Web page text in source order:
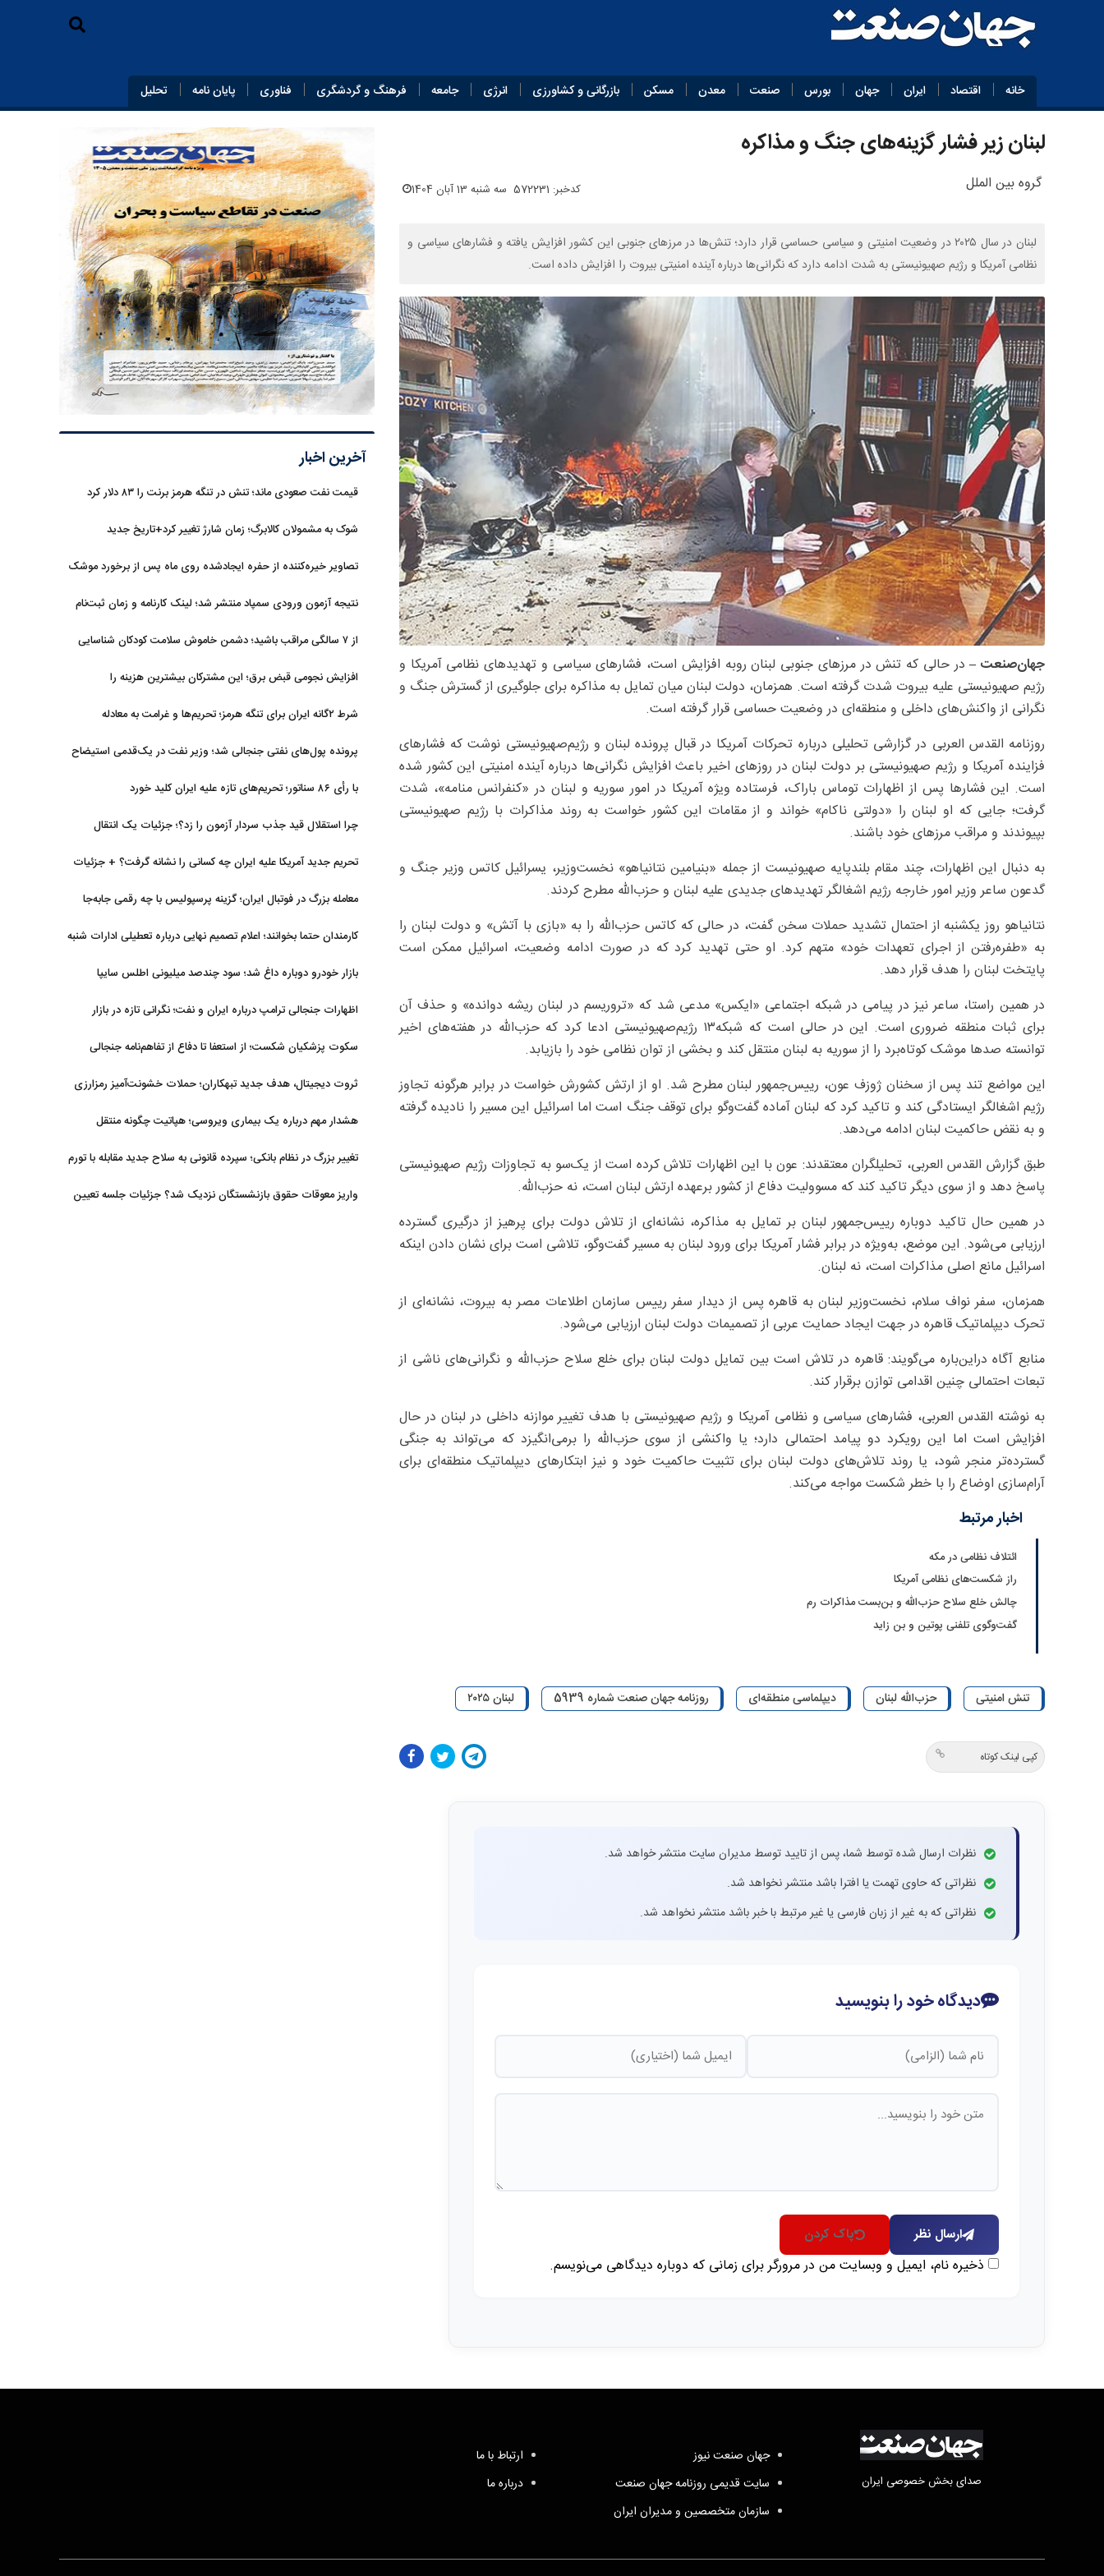
خانه اقتصاد ایران جهان بورس صنعت معدن مسکن بازرگانی و کشاورزی انرژی جامعه فرهنگ و گردشگری فناوری پایان‌ نامه تحلیل
لبنان زیر فشار گزینه‌های جنگ و مذاکره
گروه بین الملل کدخبر: 572231 سه شنبه 13 آبان 1404
لبنان در سال ۲۰۲۵ در وضعیت امنیتی و سیاسی حساسی قرار دارد؛ تنش‌ها در مرزهای جنوبی این کشور افزایش یافته و فشارهای سیاسی و
نظامی آمریکا و رژیم صهیونیستی به شدت ادامه دارد که نگرانی‌ها درباره آینده امنیتی بیروت را افزایش داده است.
جهان‌صنعت –در حالی که تنش در مرزهای جنوبی لبنان روبه افزایش است، فشارهای سیاسی و تهدیدهای نظامی آمریکا و
رژیم صهیونیستی علیه بیروت شدت گرفته است. همزمان، دولت لبنان میان تمایل به مذاکره برای جلوگیری از گسترش جنگ و
نگرانی از واکنش‌های داخلی و منطقه‌ای در وضعیت حساسی قرار گرفته است.
روزنامه القدس العربی در گزارشی تحلیلی درباره تحرکات آمریکا در قبال پرونده لبنان و رژیم‌صهیونیستی نوشت که فشارهای
فزاینده آمریکا و رژیم صهیونیستی بر دولت لبنان در روزهای اخیر باعث افزایش نگرانی‌ها درباره آینده امنیتی این کشور شده
است. این فشارها پس از اظهارات توماس باراک، فرستاده ویژه آمریکا در امور سوریه و لبنان در «کنفرانس منامه»، شدت
گرفت؛ جایی که او لبنان را «دولتی ناکام» خواند و از مقامات این کشور خواست به روند مذاکرات با رژیم صهیونیستی
بپیوندند و مراقب مرزهای خود باشند.
به دنبال این اظهارات، چند مقام بلندپایه صهیونیست از جمله «بنیامین نتانیاهو» نخست‌وزیر، یسرائیل کاتس وزیر جنگ و
گدعون ساعر وزیر امور خارجه رژیم اشغالگر تهدیدهای جدیدی علیه لبنان و حزب‌الله مطرح کردند.
نتانیاهو روز یکشنبه از احتمال تشدید حملات سخن گفت، در حالی که کاتس حزب‌الله را به «بازی با آتش» و دولت لبنان را
به «طفره‌رفتن از اجرای تعهدات خود» متهم کرد. او حتی تهدید کرد که در صورت ادامه وضعیت، اسرائیل ممکن است
پایتخت لبنان را هدف قرار دهد.
در همین راستا، ساعر نیز در پیامی در شبکه اجتماعی «ایکس» مدعی شد که «تروریسم در لبنان ریشه دوانده» و حذف آن
برای ثبات منطقه ضروری است. این در حالی است که شبکه۱۳ رژیم‌صهیونیستی ادعا کرد که حزب‌الله در هفته‌های اخیر
توانسته صدها موشک کوتاه‌برد را از سوریه به لبنان منتقل کند و بخشی از توان نظامی خود را بازیابد.
این مواضع تند پس از سخنان ژوزف عون، رییس‌جمهور لبنان مطرح شد. او از ارتش کشورش خواست در برابر هرگونه تجاوز
رژیم اشغالگر ایستادگی کند و تاکید کرد که لبنان آماده گفت‌وگو برای توقف جنگ است اما اسرائیل این مسیر را نادیده گرفته
و به نقض حاکمیت لبنان ادامه می‌دهد.
طبق گزارش القدس العربی، تحلیلگران معتقدند: عون با این اظهارات تلاش کرده است از یک‌سو به تجاوزات رژیم صهیونیستی
پاسخ دهد و از سوی دیگر تاکید کند که مسوولیت دفاع از کشور برعهده ارتش لبنان است، نه حزب‌الله.
در همین حال تاکید دوباره رییس‌جمهور لبنان بر تمایل به مذاکره، نشانه‌ای از تلاش دولت برای پرهیز از درگیری گسترده
ارزیابی می‌شود. این موضع، به‌ویژه در برابر فشار آمریکا برای ورود لبنان به مسیر گفت‌وگو، تلاشی است برای نشان دادن اینکه
اسرائیل مانع اصلی مذاکرات است، نه لبنان.
همزمان، سفر نواف سلام، نخست‌وزیر لبنان به قاهره پس از دیدار سفر رییس سازمان اطلاعات مصر به بیروت، نشانه‌ای از
تحرک دیپلماتیک قاهره در جهت ایجاد حمایت عربی از تصمیمات دولت لبنان ارزیابی می‌شود.
منابع آگاه دراین‌باره می‌گویند: قاهره در تلاش است بین تمایل دولت لبنان برای خلع سلاح حزب‌الله و نگرانی‌های ناشی از
تبعات احتمالی چنین اقدامی توازن برقرار کند.
به نوشته القدس العربی، فشارهای سیاسی و نظامی آمریکا و رژیم صهیونیستی با هدف تغییر موازنه داخلی در لبنان در حال
افزایش است اما این رویکرد دو پیامد احتمالی دارد؛ یا واکنشی از سوی حزب‌الله را برمی‌انگیزد که می‌تواند به جنگی
گسترده‌تر منجر شود، یا روند تلاش‌های دولت لبنان برای تثبیت حاکمیت خود و نیز ابتکارهای دیپلماتیک منطقه‌ای برای
آرام‌سازی اوضاع را با خطر شکست مواجه می‌کند.
اخبار مرتبط
ائتلاف نظامی در مکه
راز شکست‌های نظامی آمریکا
چالش خلع سلاح حزب‌الله و بن‌بست مذاکرات رم
گفت‌و‌گوی تلفنی پوتین و بن زاید
تنش امنیتی حزب‌الله لبنان دیپلماسی منطقه‌ای روزنامه جهان صنعت شماره 5939 لبنان ۲۰۲۵
کپی لینک کوتاه
نظرات ارسال شده توسط شما، پس از تایید توسط مدیران سایت منتشر خواهد شد.
نظراتی که حاوی تهمت یا افترا باشد منتشر نخواهد شد.
نظراتی که به غیر از زبان فارسی یا غیر مرتبط با خبر باشد منتشر نخواهد شد.
دیدگاه خود را بنویسید
ارسال نظر پاک کردن
ذخیره نام، ایمیل و وبسایت من در مرورگر برای زمانی که دوباره دیدگاهی می‌نویسم.
آخرین اخبار
قیمت نفت صعودی ماند؛ تنش در تنگه هرمز برنت را ۸۳ دلار کرد
شوک به مشمولان کالابرگ؛ زمان شارژ تغییر کرد+تاریخ جدید
تصاویر خیره‌کننده از حفره ایجادشده روی ماه پس از برخورد موشک
نتیجه آزمون ورودی سمپاد منتشر شد؛ لینک کارنامه و زمان ثبت‌نام
از ۷ سالگی مراقب باشید؛ دشمن خاموش سلامت کودکان شناسایی
افزایش نجومی قبض برق؛ این مشترکان بیشترین هزینه را
شرط ۲گانه ایران برای تنگه هرمز؛ تحریم‌ها و غرامت به معادله
پرونده پول‌های نفتی جنجالی شد؛ وزیر نفت در یک‌قدمی استیضاح
با رأی ۸۶ سناتور؛ تحریم‌های تازه علیه ایران کلید خورد
چرا استقلال قید جذب سردار آزمون را زد؟؛ جزئیات یک انتقال
تحریم جدید آمریکا علیه ایران چه کسانی را نشانه گرفت؟ + جزئیات
معامله بزرگ در فوتبال ایران؛ گزینه پرسپولیس با چه رقمی جابه‌جا
کارمندان حتما بخوانند؛ اعلام تصمیم نهایی درباره تعطیلی ادارات شنبه
بازار خودرو دوباره داغ شد؛ سود چندصد میلیونی اطلس سایپا
اظهارات جنجالی ترامپ درباره ایران و نفت؛ نگرانی تازه در بازار
سکوت پزشکیان شکست؛ از استعفا تا دفاع از تفاهم‌نامه جنجالی
ثروت دیجیتال، هدف جدید تبهکاران؛ حملات خشونت‌آمیز رمزارزی
هشدار مهم درباره یک بیماری ویروسی؛ هپاتیت چگونه منتقل
تغییر بزرگ در نظام بانکی؛ سپرده قانونی به سلاح جدید مقابله با تورم
واریز معوقات حقوق بازنشستگان نزدیک شد؟ جزئیات جلسه تعیین
صدای بخش خصوصی ایران
جهان صنعت نیوز
سایت قدیمی روزنامه جهان صنعت
سازمان متخصصین و مدیران ایران
ارتباط با ما
درباره ما